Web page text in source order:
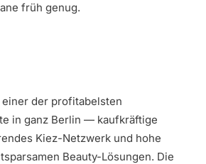
früh genug.
der profitabelsten
in ganz Berlin — kaufkräftige
Kiez-Netzwerk und hohe
Beauty-Lösungen. Die